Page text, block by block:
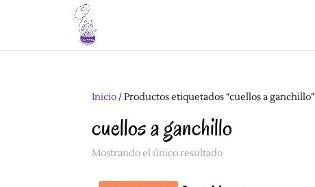
Inicio/ Productos etiquetados “cuellos a ganchillo”
cuellos a ganchillo
Mostrando el único resultado